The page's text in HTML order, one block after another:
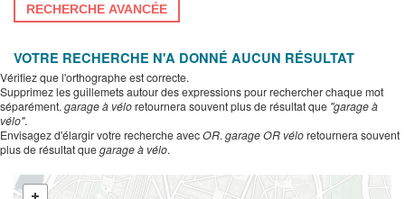
RECHERCHE AVANCÉE
VOTRE RECHERCHE N'A DONNÉ AUCUN RÉSULTAT
Vérifiez que l'orthographe est correcte.
Supprimez les guillemets autour des expressions pour rechercher chaque mot
séparément. garage à véloretournera souvent plus de résultat que "garage à
vélo".
Envisagez d'élargir votre recherche avecOR. garage OR véloretournera souvent
plus de résultat quegarage à vélo.